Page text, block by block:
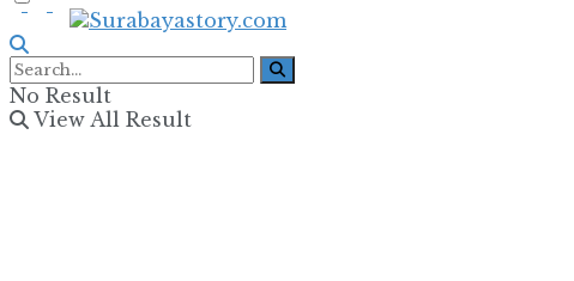
No Result
View All Result